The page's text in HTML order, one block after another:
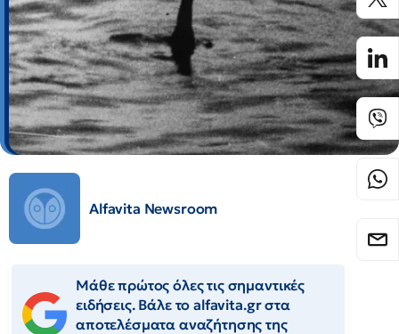
Alfavita Newsroom
Μάθε πρώτος όλες τις σημαντικές
ειδήσεις. Βάλε το alfavita.gr στα
αποτελέσματα αναζήτησης της